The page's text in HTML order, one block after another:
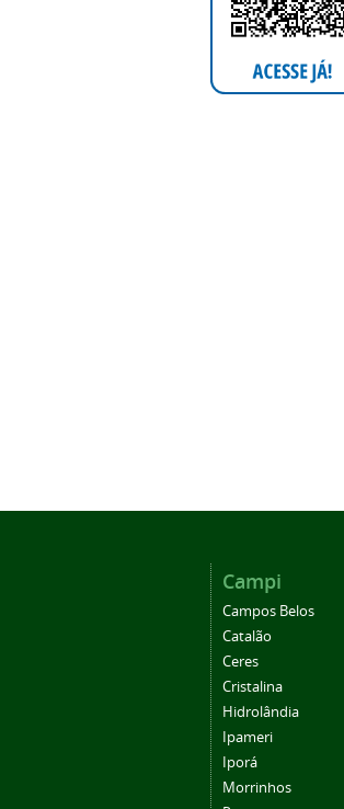
Campi
Campos Belos
Catalão
Ceres
Cristalina
Hidrolândia
Ipameri
Iporá
Morrinhos